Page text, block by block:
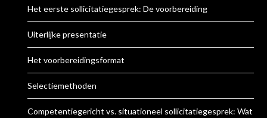
Het eerste sollicitatiegesprek: De voorbereiding
Uiterlijke presentatie
Het voorbereidingsformat
Selectiemethoden
Competentiegericht vs. situationeel sollicitatiegesprek: Wat is